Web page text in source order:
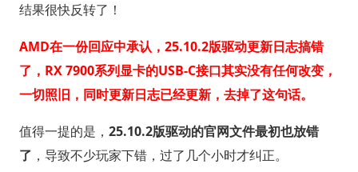
结果很快反转了！
AMD在一份回应中承认，25.10.2版驱动更新日志搞错
了，RX 7900系列显卡的USB-C接口其实没有任何改变，
一切照旧，同时更新日志已经更新，去掉了这句话。
值得一提的是， 25.10.2版驱动的官网文件最初也放错
了 ，导致不少玩家下错，过了几个小时才纠正。